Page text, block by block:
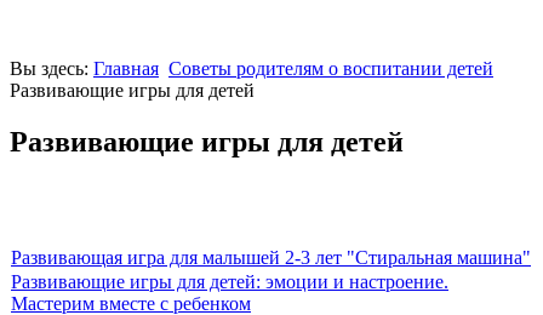
Вы здесь: Главная Советы родителям о воспитании детей
Развивающие игры для детей
Развивающие игры для детей
Развивающая игра для малышей 2-3 лет "Стиральная машина"
Развивающие игры для детей: эмоции и настроение.
Мастерим вместе с ребенком